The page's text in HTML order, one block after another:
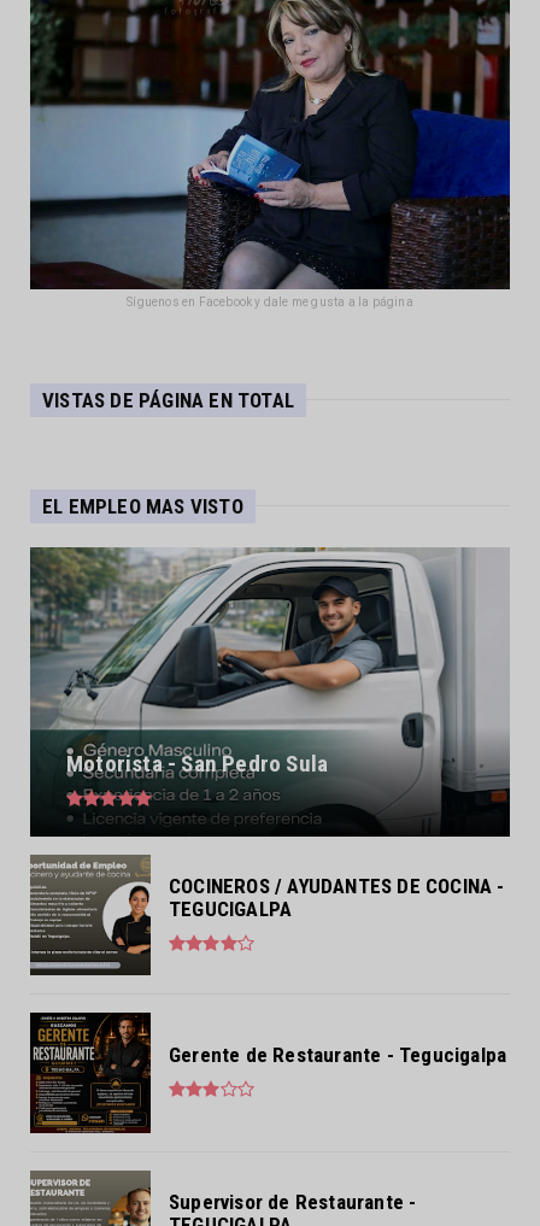
Síguenos en Facebook y dale me gusta a la página
VISTAS DE PÁGINA EN TOTAL
EL EMPLEO MAS VISTO
Motorista - San Pedro Sula
COCINEROS / AYUDANTES DE COCINA -
TEGUCIGALPA
Gerente de Restaurante - Tegucigalpa
Supervisor de Restaurante -